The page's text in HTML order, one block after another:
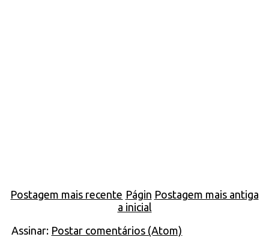
Postagem mais recente Postagem mais antiga
Págin
a inicial
Assinar: Postar comentários (Atom)